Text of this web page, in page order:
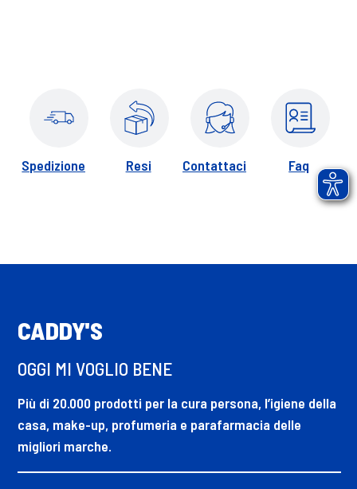
Spedizione Resi Contattaci Faq
CADDY'S
OGGI MI VOGLIO BENE
Più di 20.000 prodotti per la cura persona, l’igiene della
casa, make-up, profumeria e parafarmacia delle
migliori marche.